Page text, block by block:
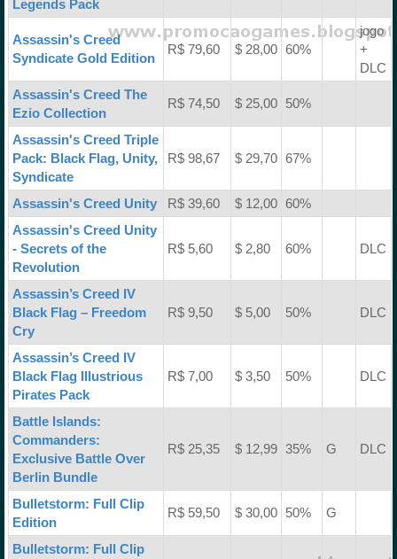
Legends Pack
Assassin's Creed
Syndicate Gold Edition
R$ 79,60 $ 28,00 60%
jogo
+
DLC
Assassin's Creed The
Ezio Collection
R$ 74,50 $ 25,00 50%
Assassin's Creed Triple
Pack: Black Flag, Unity,
Syndicate
R$ 98,67 $ 29,70 67%
Assassin's Creed Unity R$ 39,60 $ 12,00 60%
Assassin's Creed Unity
- Secrets of the
Revolution
R$ 5,60 $ 2,80 60% DLC
Assassin’s Creed IV
Black Flag – Freedom
Cry
R$ 9,50 $ 5,00 50% DLC
Assassin’s Creed IV
Black Flag Illustrious
Pirates Pack
R$ 7,00 $ 3,50 50% DLC
Battle Islands:
Commanders:
Exclusive Battle Over
Berlin Bundle
R$ 25,35 $ 12,99 35% G DLC
Bulletstorm: Full Clip
Edition
R$ 59,50 $ 30,00 50% G
Bulletstorm: Full Clip